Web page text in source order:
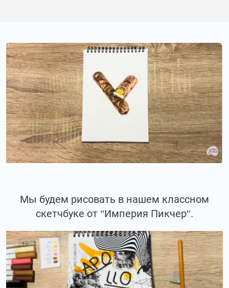
Мы будем рисовать в нашем классном
скетчбуке от "Империя Пикчер".